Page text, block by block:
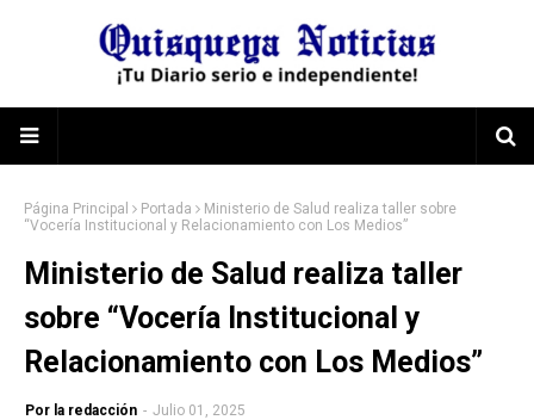
Página Principal Portada
Ministerio de Salud realiza taller sobre
“Vocería Institucional y Relacionamiento con Los Medios”
Ministerio de Salud realiza taller
sobre “Vocería Institucional y
Relacionamiento con Los Medios”
Por la redacción - Julio 01, 2025